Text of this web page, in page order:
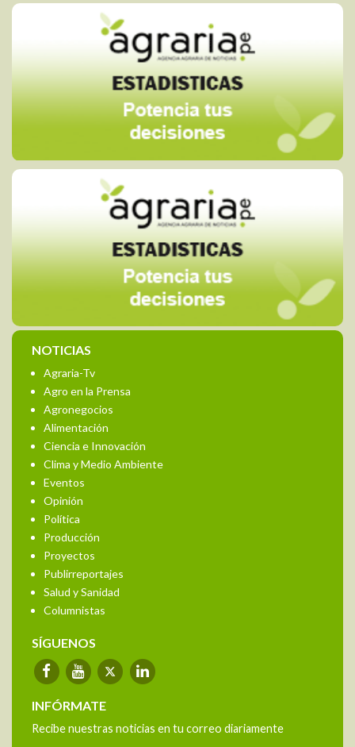
NOTICIAS
Agraria-Tv
Agro en la Prensa
Agronegocios
Alimentación
Ciencia e Innovación
Clima y Medio Ambiente
Eventos
Opinión
Política
Producción
Proyectos
Publirreportajes
Salud y Sanidad
Columnistas
SÍGUENOS
INFÓRMATE
Recibe nuestras noticias en tu correo diariamente